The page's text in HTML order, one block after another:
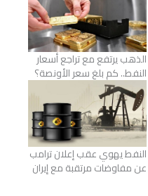
الذهب يرتفع مع تراجع أسعار
النفط.. كم بلغ سعر الأونصة؟
النفط يهوي عقب إعلان ترامب
عن مفاوضات مرتقبة مع إيران